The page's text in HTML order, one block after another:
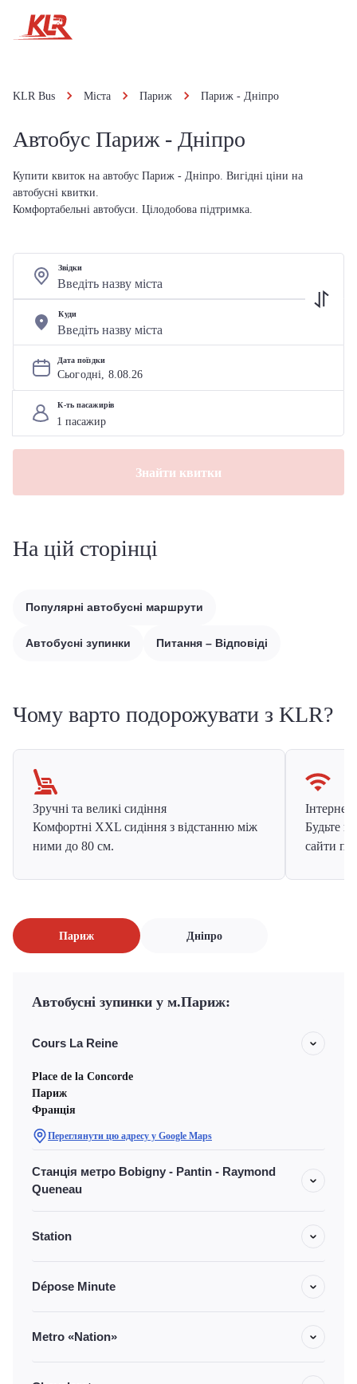
KLR Bus Міста Париж Париж - Дніпро
Автобус Париж - Дніпро
Купити квиток на автобус Париж - Дніпро. Вигідні ціни на
автобусні квитки.
Комфортабельні автобуси. Цілодобова підтримка.
Звідки
Куди
Дата поїздки
Сьогодні, 8.08.26
К-ть пасажирів
Знайти квитки
На цій сторінці
Популярні автобусні маршрути
Автобусні зупинки Питання – Відповіді
Чому варто подорожувати з KLR?
Зручні та великі сидіння
Комфортні XXL сидіння з відстанню між
ними до 80 см.
Інтернет
Будьте
сайти
Париж Дніпро
Автобусні зупинки у м.Париж:
Cours La Reine
Place de la Concorde
Париж
Франція
Переглянути цю адресу у Google Maps
Станція метро Bobigny - Pantin - Raymond
Queneau
Station
Dépose Minute
Metro «Nation»